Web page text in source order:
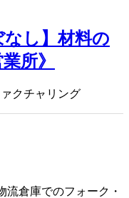
なし】材料の
所》
クチャリング
倉庫でのフォーク・